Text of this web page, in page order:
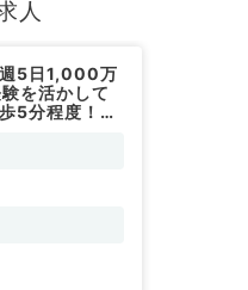
人
週5日1,000万
を活かして
5分程度！病